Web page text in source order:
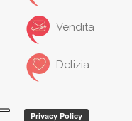
Vendita
Delizia